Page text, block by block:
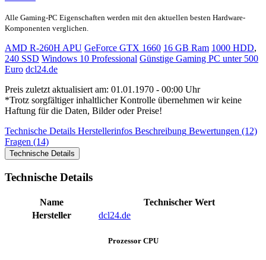
Alle Gaming-PC Eigenschaften werden mit den aktuellen besten Hardware-
Komponenten verglichen.
AMD R-260H APU GeForce GTX 1660 16 GB Ram 1000 HDD,
240 SSD Windows 10 Professional Günstige Gaming PC unter 500
Euro dcl24.de
Preis zuletzt aktualisiert am: 01.01.1970 - 00:00 Uhr
*Trotz sorgfältiger inhaltlicher Kontrolle übernehmen wir keine
Haftung für die Daten, Bilder oder Preise!
Technische Details Herstellerinfos Beschreibung Bewertungen (12)
Fragen (14)
Technische Details
Technische Details
Name
Technischer Wert
Hersteller
dcl24.de
Prozessor CPU